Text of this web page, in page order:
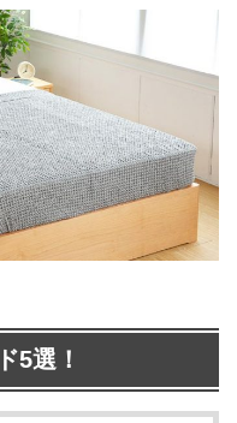
5選！